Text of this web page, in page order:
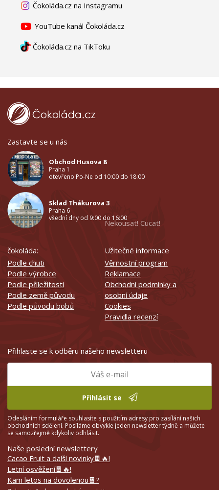
Čokoláda.cz na Instagramu
YouTube kanál Čokoláda.cz
Čokoláda.cz na TikToku
Zastavte se u nás
Obchod Husova 8
Praha 1
otevřeno Po-Ne od 10:00 do 18:00
Sklad Thákurova 3
Praha 6
všední dny od 9:00 do 16:00
čokoláda:
Podle chuti
Podle výrobce
Podle příležitosti
Podle země původu
Podle původu bobů
Nekousat! Cucat!
Užitečné informace
Věrnostní program
Reklamace
Obchodní podmínky a
osobní údaje
Cookies
Pravidla recenzí
Přihlaste se k odběru našeho newsletteru
Přihlásit se
Odesláním formuláře souhlasíte s použitím adresy pro zasílání našich
obchodních sdělení. Posíláme obvykle jeden newsletter týdně a můžete
se samozřejmě kdykoliv odhlásit.
Naše poslední newslettery
Cacao Fruit a další novinky🍫🔥!
Letní osvěžení🍫🔥!
Kam letos na dovolenou🍫?